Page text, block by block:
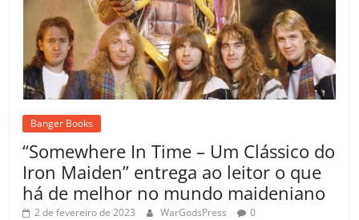
Banger Books
“Somewhere In Time – Um Clássico do
Iron Maiden” entrega ao leitor o que
há de melhor no mundo maideniano
2 de fevereiro de 2023 WarGodsPress 0